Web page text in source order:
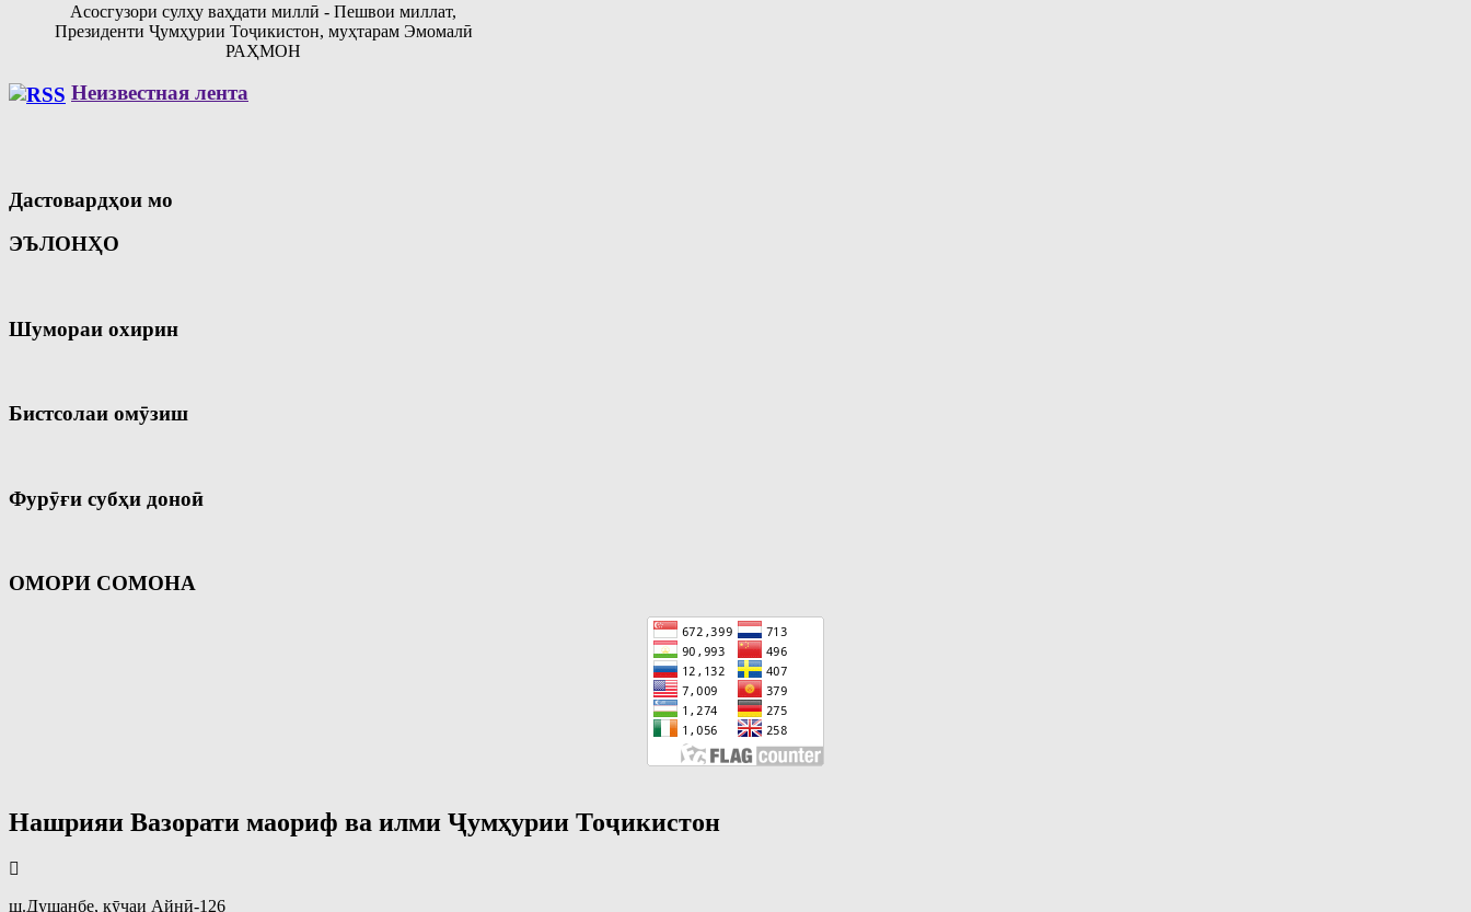
Асосгузори сулҳу ваҳдати миллӣ - Пешвои миллат,
Президенти Ҷумҳурии Тоҷикистон, муҳтарам Эмомалӣ
РАҲМОН
Неизвестная лента
Дастовардҳои мо
ЭЪЛОНҲО
Шумораи охирин
Бистсолаи омӯзиш
Фурӯғи субҳи доноӣ
ОМОРИ СОМОНА
Нашрияи Вазорати маориф ва илми Ҷумҳурии Тоҷикистон
ш.Душанбе, кӯчаи Айнӣ-126